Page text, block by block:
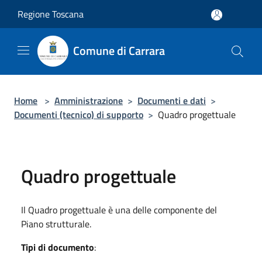
Regione Toscana
Comune di Carrara
Home > Amministrazione > Documenti e dati >
Documenti (tecnico) di supporto > Quadro progettuale
Quadro progettuale
Il Quadro progettuale è una delle componente del
Piano strutturale.
Tipi di documento: